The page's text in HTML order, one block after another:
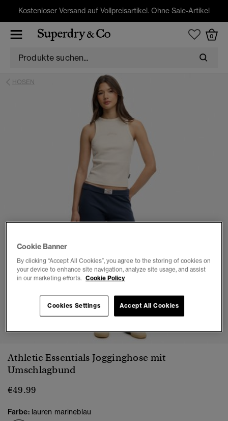
Kostenloser Versand auf Vollpreisartikel. Ohne Sale-Artikel
0
HOSEN
1 2 3 4 5 6
Athletic Essentials Jogginghose mit
Umschlagbund
€49.99
Farbe: lauren marineblau
Cookie Banner
By clicking “Accept All Cookies”, you agree to the storing of cookies on
your device to enhance site navigation, analyze site usage, and assist
in our marketing efforts. Cookie Policy
Accept All Cookies
Cookies Settings